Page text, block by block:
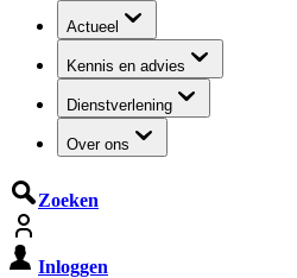
Actueel
Kennis en advies
Dienstverlening
Over ons
Zoeken
Inloggen